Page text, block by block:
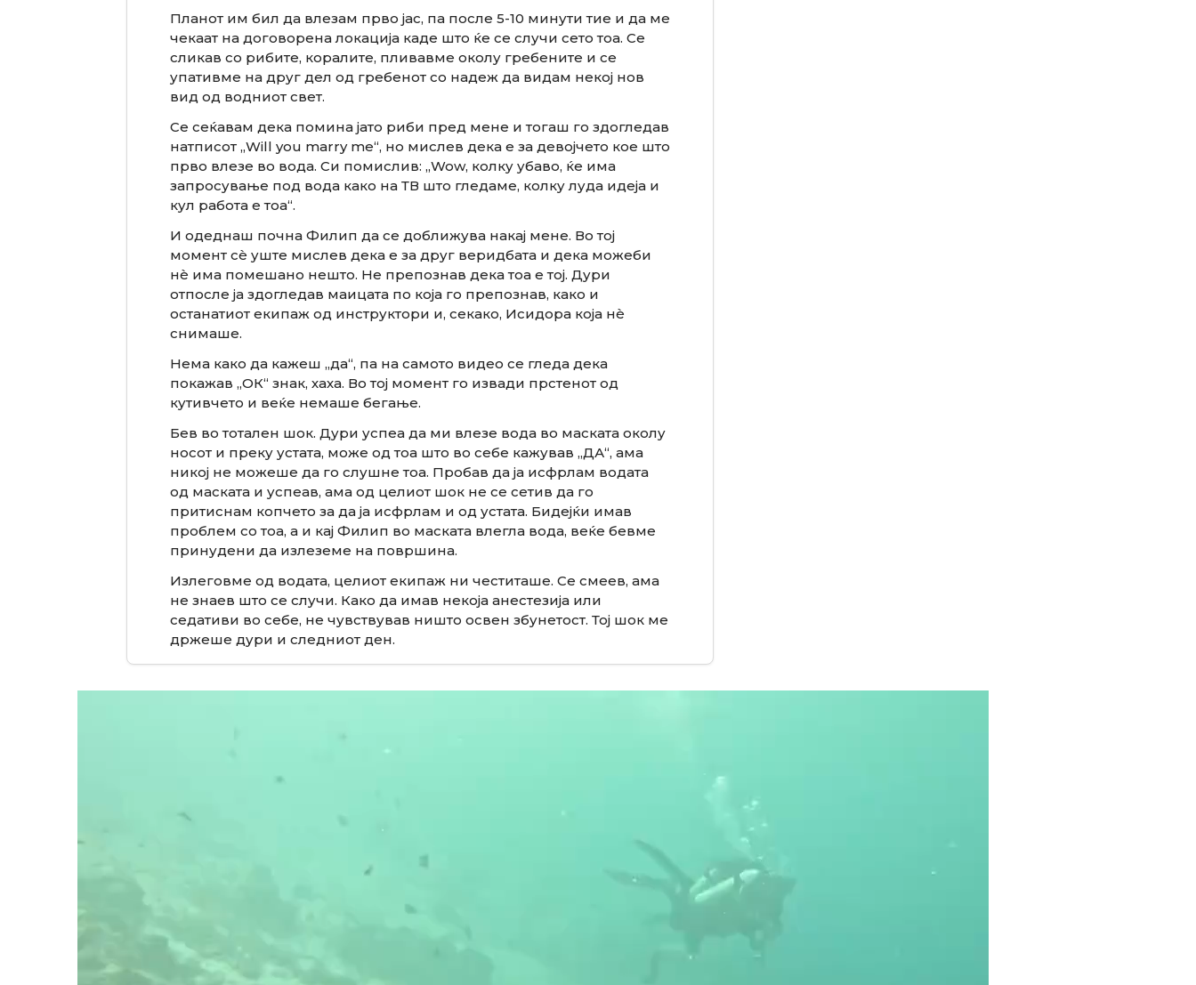
Планот им бил да влезам прво јас, па после 5-10 минути тие и да ме
чекаат на договорена локација каде што ќе се случи сето тоа. Се
сликав со рибите, коралите, пливавме околу гребените и се
упативме на друг дел од гребенот со надеж да видам некој нов
вид од водниот свет.
Се сеќавам дека помина јато риби пред мене и тогаш го здогледав
натписот „Will you marry me“, но мислев дека е за девојчето кое што
прво влезе во вода. Си помислив: „Wow, колку убаво, ќе има
запросување под вода како на ТВ што гледаме, колку луда идеја и
кул работа е тоа“.
И одеднаш почна Филип да се доближува накај мене. Во тој
момент сè уште мислев дека е за друг веридбата и дека можеби
нè има помешано нешто. Не препознав дека тоа е тој. Дури
отпосле ја здогледав маицата по која го препознав, како и
останатиот екипаж од инструктори и, секако, Исидора која нè
снимаше.
Нема како да кажеш „да“, па на самото видео се гледа дека
покажав „ОК“ знак, хаха. Во тој момент го извади прстенот од
кутивчето и веќе немаше бегање.
Бев во тотален шок. Дури успеа да ми влезе вода во маската околу
носот и преку устата, може од тоа што во себе кажував „ДА“, ама
никој не можеше да го слушне тоа. Пробав да ја исфрлам водата
од маската и успеав, ама од целиот шок не се сетив да го
притиснам копчето за да ја исфрлам и од устата. Бидејќи имав
проблем со тоа, а и кај Филип во маската влегла вода, веќе бевме
принудени да излеземе на површина.
Излеговме од водата, целиот екипаж ни честиташе. Се смеев, ама
не знаев што се случи. Како да имав некоја анестезија или
седативи во себе, не чувствував ништо освен збунетост. Тој шок ме
држеше дури и следниот ден.